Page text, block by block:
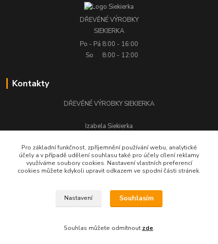
DŘEVĚNÉ VÝROBKY
SIEKIERKA
Po - Pá 8:00 - 16:00
So
8:00 - 12:00
Kontakty
DŘEVĚNÉ VÝROBKY SIEKIERKA
Izabela Siekierka
stolarstwo.siekierka@seznam.cz
DŘEVĚNÉ VÝROBKY SIEKIERKA © Všechna práva vyhrazena.
Pro základní funkčnost, zpříjemnění používání webu, analytické
účely a v případě udělení souhlasu také pro účely cílení reklamy
využíváme soubory cookies. Nastavení vlastních preferencí
cookies můžete kdykoli upravit odkazem ve spodní části stránek.
Nastavení Souhlasím
Souhlas můžete odmítnout zde.